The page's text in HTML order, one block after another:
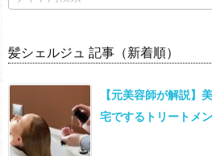
髪シェルジュ 記事（新着順）
【元美容師が解説】
宅でするトリートメ